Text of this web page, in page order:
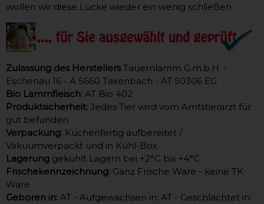
wollen wir diese Lücke wieder ein wenig schließen.
Zulassung des HerstellersTauernlamm G.m.b.H. -
Eschenau 16 - A 5660 Taxenbach - AT 50306 EG
Bio Lammfleisch: AT Bio 402
Produktsicherheit: Jedes Tier wird vom Amtstierarzt für
gut befunden.
Verpackung: Küchenfertig aufbereitet /
Vakuumverpackt und in Kühl-Box
Lagerung gekühlt Lagern bei +2°C bis +4°C
Frischekennzeichnung: Ganz Frische Ware - keine TK
Ware
Geboren in: AT - Aufgewachsen in: AT - Geschlachtet in: